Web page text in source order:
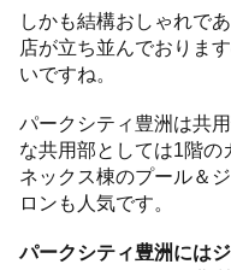
しかも結構おしゃれで
店が立ち並んでおりま
いですね。
パークシティ豊洲は共
な共用部としては1階の
ネックス棟のプール＆
ロンも人気です。
パークシティ豊洲には